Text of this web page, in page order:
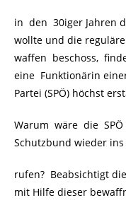
in den 30iger Jahren
wollte und die
waffen beschoss,
eine Funktionärin
Partei (SPÖ) höchst
Warum wäre die
Schutzbund wieder ins
rufen? Beabsichtigt
mit Hilfe dieser